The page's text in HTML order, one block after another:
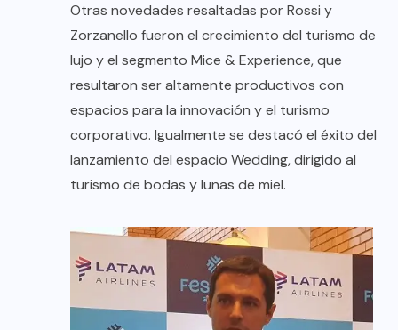
Otras novedades resaltadas por Rossi y
Zorzanello fueron el crecimiento del turismo de
lujo y el segmento Mice & Experience, que
resultaron ser altamente productivos con
espacios para la innovación y el turismo
corporativo. Igualmente se destacó el éxito del
lanzamiento del espacio Wedding, dirigido al
turismo de bodas y lunas de miel.